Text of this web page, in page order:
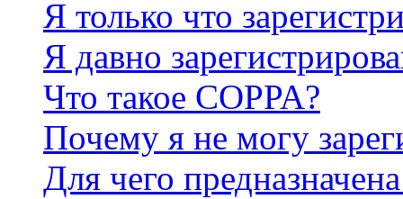
Я только что
Я давно
Что такое COPPA?
Почему я не могу
Для чего